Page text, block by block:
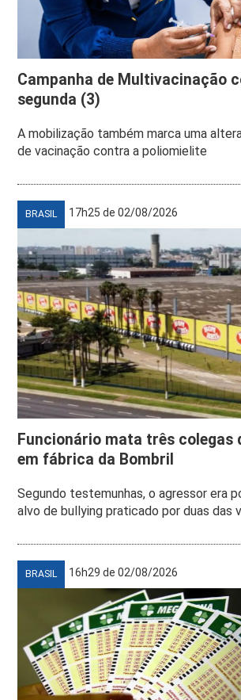
Campanha de Multivacinação
segunda (3)
A mobilização também marca uma
de vacinação contra a poliomielite
BRASIL 17h25 de 02/08/2026
Funcionário mata três colegas
em fábrica da Bombril
Segundo testemunhas, o agressor era
alvo de bullying praticado por duas das
BRASIL 16h29 de 02/08/2026